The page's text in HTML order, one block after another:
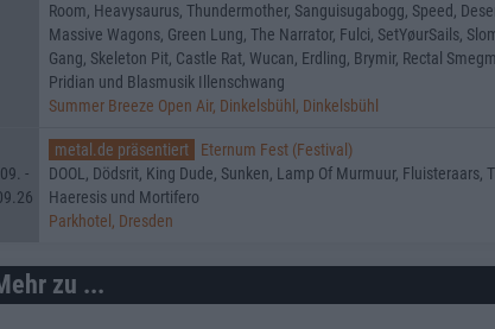
Room, Heavysaurus, Thundermother, Sanguisugabogg, Speed,
Massive Wagons, Green Lung, The Narrator, Fulci, SetYøurSails,
Gang, Skeleton Pit, Castle Rat, Wucan, Erdling, Brymir, Rectal
Pridian und Blasmusik Illenschwang
Summer Breeze Open Air, Dinkelsbühl, Dinkelsbühl
-
metal.de präsentiert
Eternum Fest (Festival)
DOOL, Dödsrit, King Dude, Sunken, Lamp Of Murmuur,
Haeresis und Mortifero
Parkhotel, Dresden
zu ...